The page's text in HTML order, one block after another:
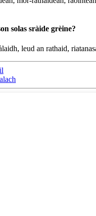
solas sràide grèine?
leud an rathaid,